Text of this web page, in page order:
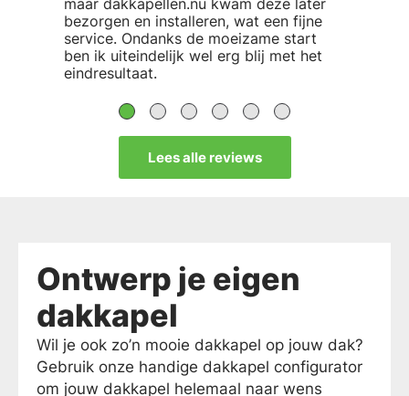
bezorgen en installeren, wat een fijne
service. Ondanks de moeizame start
ben ik uiteindelijk wel erg blij met het
eindresultaat.
Lees alle reviews
Ontwerp je eigen
dakkapel
Wil je ook zo’n mooie dakkapel op jouw dak?
Gebruik onze handige dakkapel configurator
om jouw dakkapel helemaal naar wens